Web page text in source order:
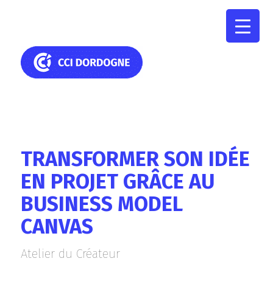
TRANSFORMER SON IDÉE
EN PROJET GRÂCE AU
BUSINESS MODEL
CANVAS
Atelier du Créateur